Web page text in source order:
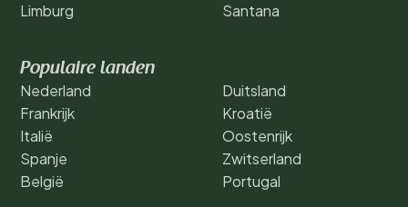
Limburg
Santana
Populaire landen
Nederland
Frankrijk
Italië
Spanje
België
Duitsland
Kroatië
Oostenrijk
Zwitserland
Portugal